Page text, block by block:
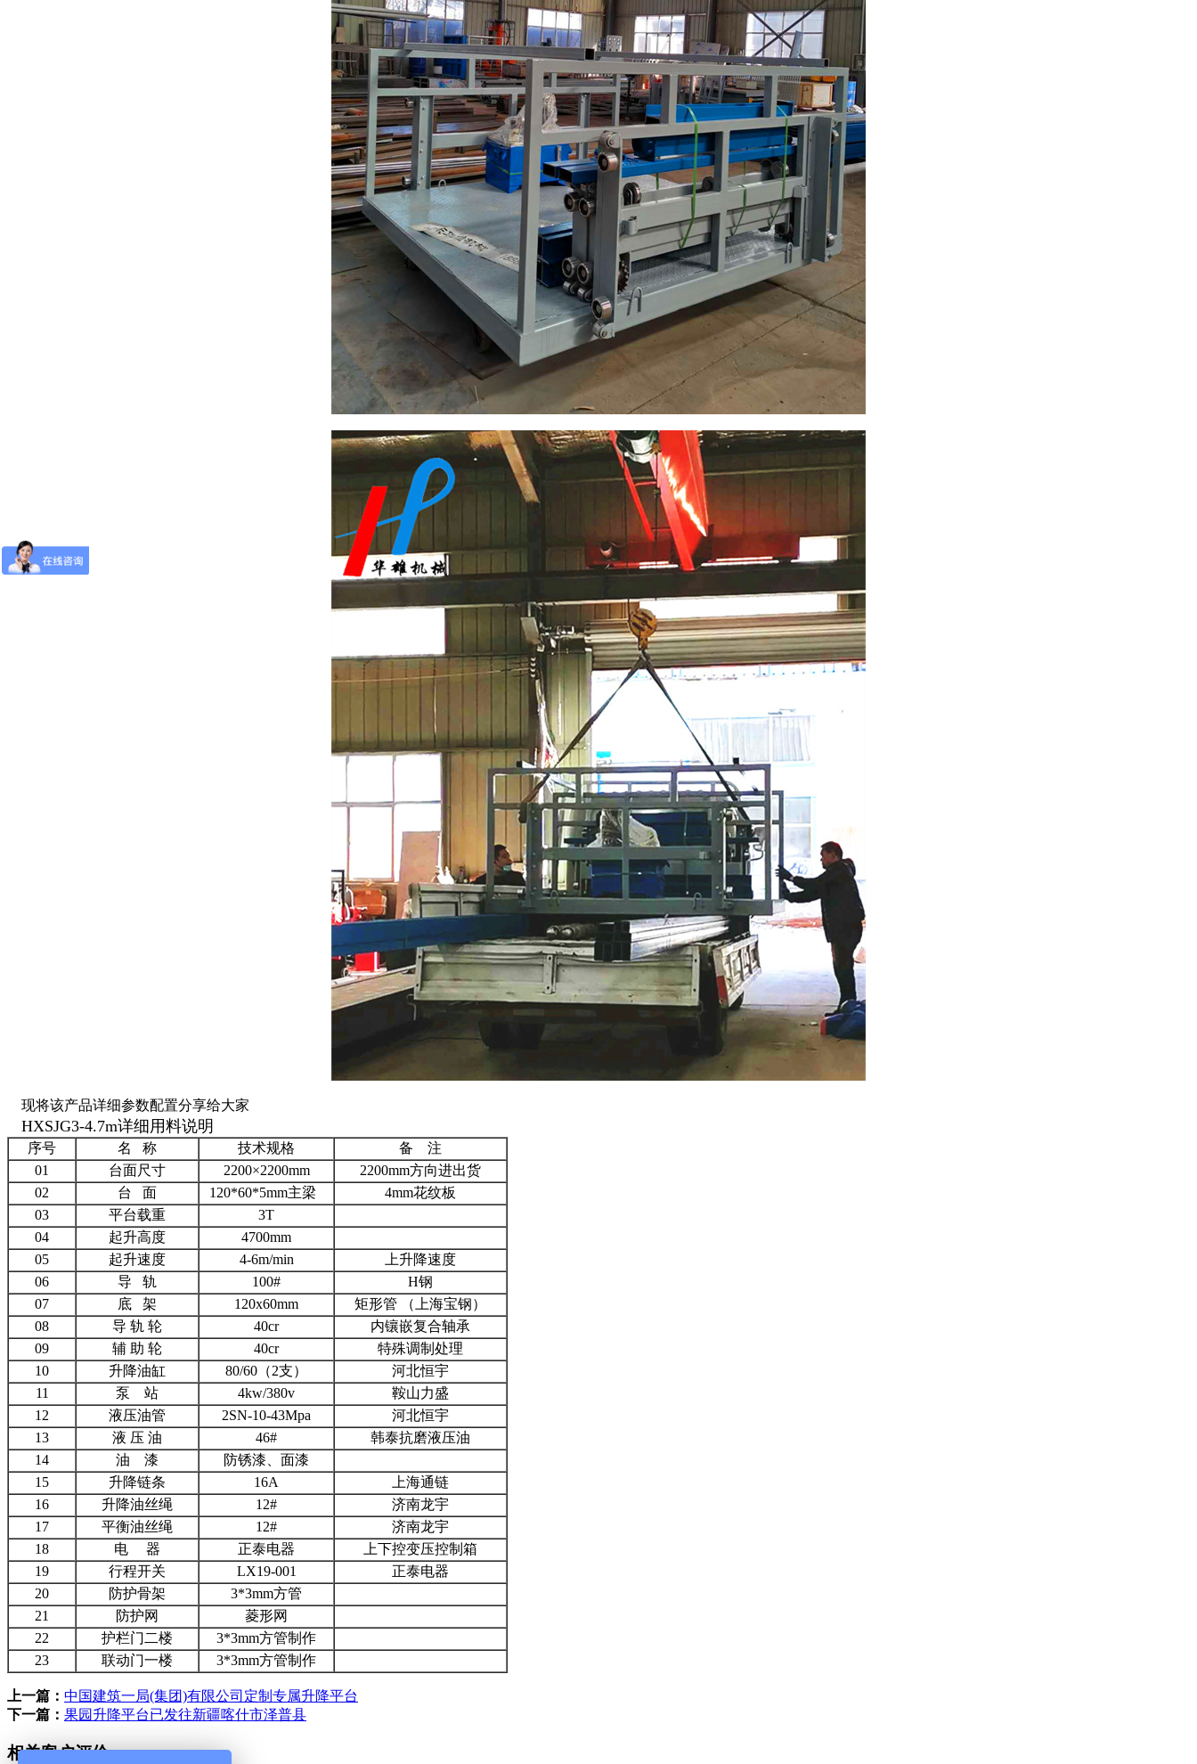
现将该产品详细参数配置分享给大家
HXSJG3-4.7m详细用料说明
序号 名 称 技术规格
备 注
01
台面尺寸 2200×2200mm
2200mm方向进出货
02
台 面 120*60*5mm主梁
4mm花纹板
03
平台载重
3T
04
起升高度
4700mm
05
起升速度 4-6m/min
上升降速度
06
导 轨 100#
H钢
07
底 架 120x60mm
矩形管 （上海宝钢）
08
导 轨 轮 40cr
内镶嵌复合轴承
09
辅 助 轮 40cr
特殊调制处理
10
升降油缸 80/60（2支）
河北恒宇
11
泵 站 4kw/380v
鞍山力盛
12
液压油管 2SN-10-43Mpa
河北恒宇
13
液 压 油 46#
韩泰抗磨液压油
14
油 漆
防锈漆、面漆
15
升降链条 16A
上海通链
16
升降油丝绳 12#
济南龙宇
17
平衡油丝绳 12#
济南龙宇
18
电 器 正泰电器
上下控变压控制箱
19
行程开关 LX19-001
正泰电器
20
防护骨架
3*3mm方管
21
防护网
菱形网
22
护栏门二楼
3*3mm方管制作
23
联动门一楼 3*3mm方管制作
上一篇： ​中国建筑一局(集团)有限公司定制专属升降平台
下一篇： 果园升降平台已发往新疆喀什市泽普县
相关客户评价